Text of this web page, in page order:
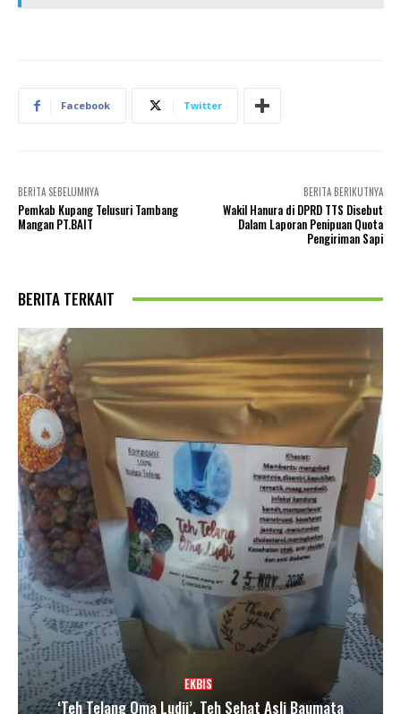
Facebook Twitter
BERITA SEBELUMNYA
Pemkab Kupang Telusuri Tambang
Mangan PT.BAIT
BERITA BERIKUTNYA
Wakil Hanura di DPRD TTS Disebut
Dalam Laporan Penipuan Quota
Pengiriman Sapi
BERITA TERKAIT
EKBIS
‘Teh Telang Oma Ludji’, Teh Sehat Asli Baumata